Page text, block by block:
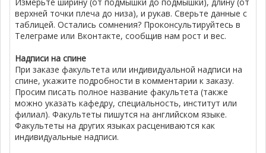
Измерьте ширину (от подмышки до подмышки), длину (от
верхней точки плеча до низа), и рукав. Сверьте данные с
таблицей. Остались сомнения? Проконсультируйтесь в
Телеграме или Вконтакте, сообщив нам рост и вес.
Надписи на спине
При заказе факультета или индивидуальной надписи на
спине, укажите подробности в комментарии к заказу.
Просим писать полное название факультета (также
можно указать кафедру, специальность, институт или
филиал). Факультеты пишутся на английском языке.
Факультеты на других языках расцениваются как
индивидуальные надписи.